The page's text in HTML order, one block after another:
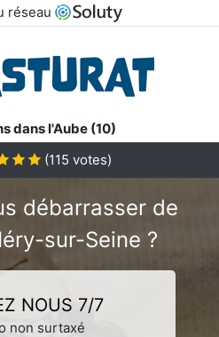
réseau
dans l'Aube (10)
(115 votes)
débarrasser de
sur-Seine ?
NOUS 7/7
non surtaxé